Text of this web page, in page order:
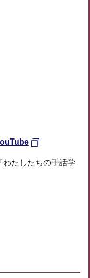
わたしたちの手話学